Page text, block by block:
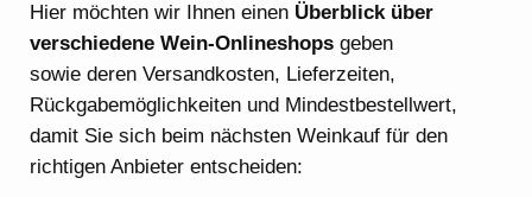
Hier möchten wir Ihnen einen Überblick über
verschiedene Wein-Onlineshops geben
sowie deren Versandkosten, Lieferzeiten,
Rückgabemöglichkeiten und Mindestbestellwert,
damit Sie sich beim nächsten Weinkauf für den
richtigen Anbieter entscheiden: